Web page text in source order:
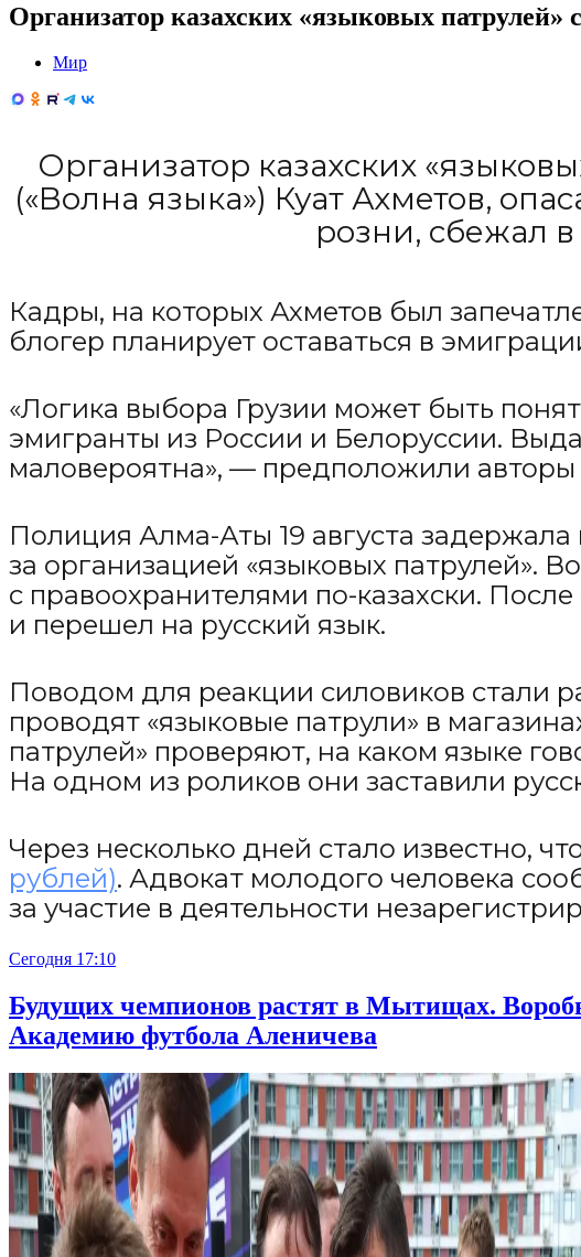
Организатор казахских «языковых патрулей»
Мир
Организатор казахских
(«Волна языка») Куат Ахметов,
розни, сбежал
Кадры, на которых Ахметов был
блогер планирует оставаться в
«Логика выбора Грузии может быть
эмигранты из России и Белоруссии.
маловероятна», — предположили авторы
Полиция Алма-Аты 19 августа
за организацией «языковых патрулей».
с правоохранителями по-казахски.
и перешел на русский язык.
Поводом для реакции силовиков стали
проводят «языковые патрули» в
патрулей» проверяют, на каком языке
На одном из роликов они заставили
Через несколько дней стало известно,
рублей). Адвокат молодого человека
за участие в деятельности
Сегодня 17:10
Будущих чемпионов растят в Мытищах.
Академию футбола Аленичева